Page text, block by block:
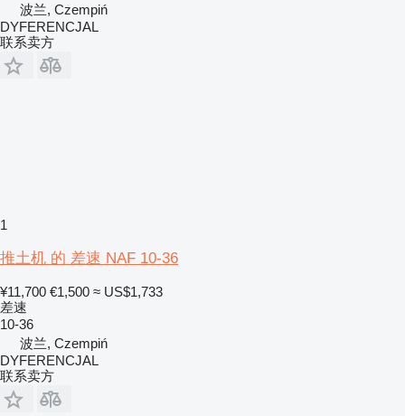
波兰, Czempiń
DYFERENCJAL
联系卖方
1
推土机 的 差速 NAF 10-36
¥11,700 €1,500 ≈ US$1,733
差速
10-36
波兰, Czempiń
DYFERENCJAL
联系卖方